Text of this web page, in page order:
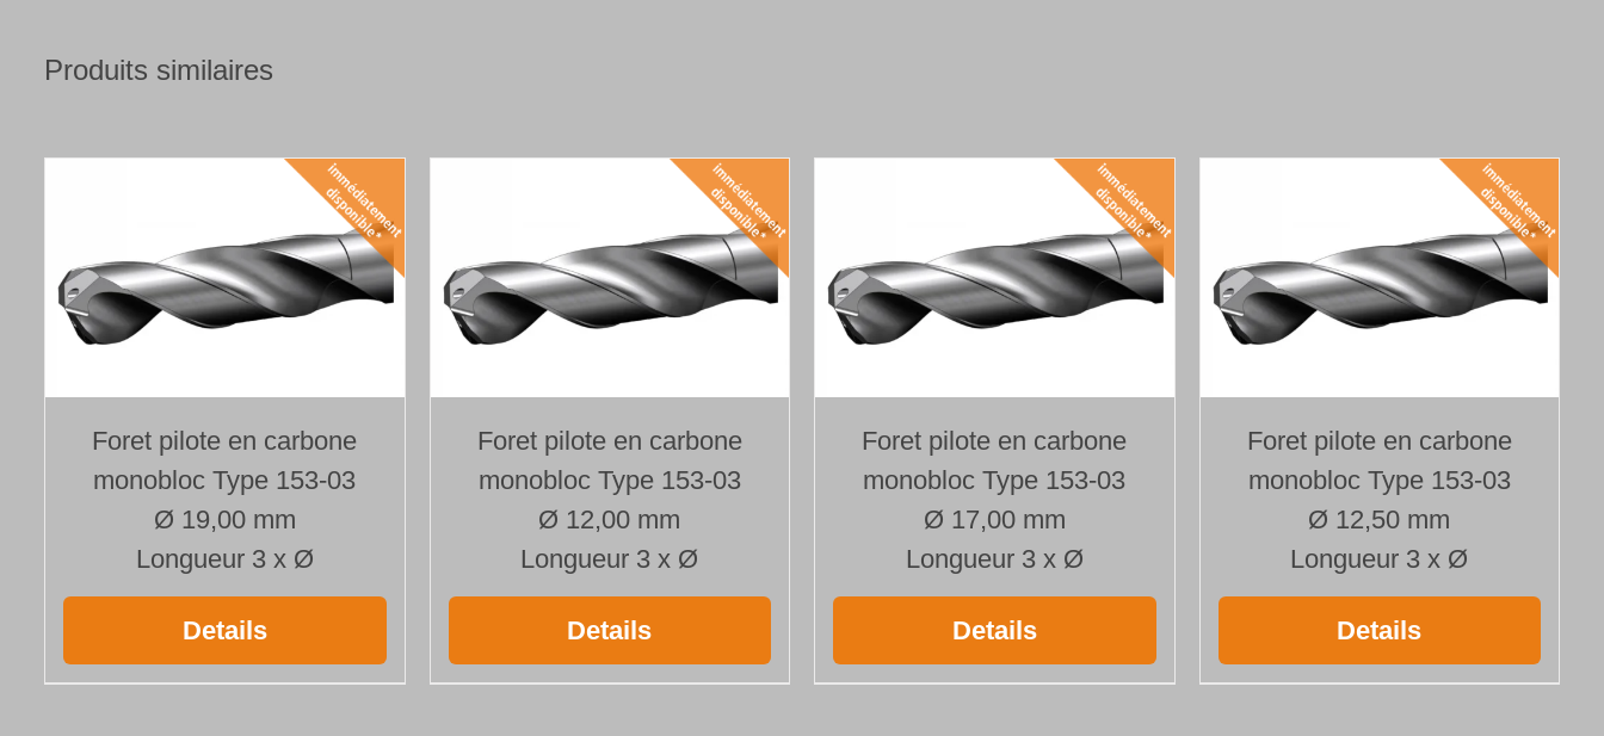
Produits similaires
Foret pilote en carbone
monobloc Type 153-03
Ø 19,00 mm
Longueur 3 x Ø
Details
Foret pilote en carbone
monobloc Type 153-03
Ø 12,00 mm
Longueur 3 x Ø
Details
Foret pilote en carbone
monobloc Type 153-03
Ø 17,00 mm
Longueur 3 x Ø
Details
Foret pilote en carbone
monobloc Type 153-03
Ø 12,50 mm
Longueur 3 x Ø
Details